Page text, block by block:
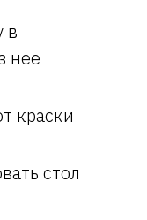
в
нее
краски
стол